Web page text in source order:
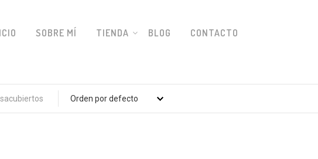
SOBRE MÍ TIENDA BLOG CONTACTO